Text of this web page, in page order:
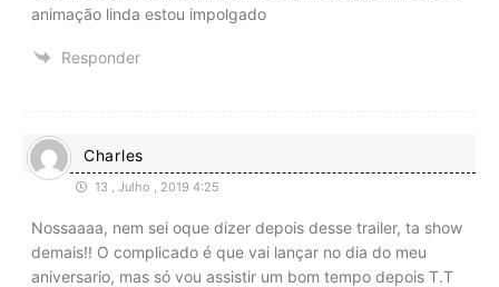
animação linda estou impolgado
Responder
Charles
13 , Julho , 2019 4:25
Nossaaaa, nem sei oque dizer depois desse trailer, ta show
demais!! O complicado é que vai lançar no dia do meu
aniversario, mas só vou assistir um bom tempo depois T.T